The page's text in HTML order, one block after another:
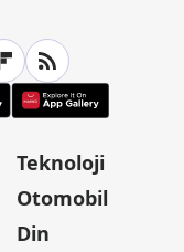
Teknoloji
Otomobil
Din